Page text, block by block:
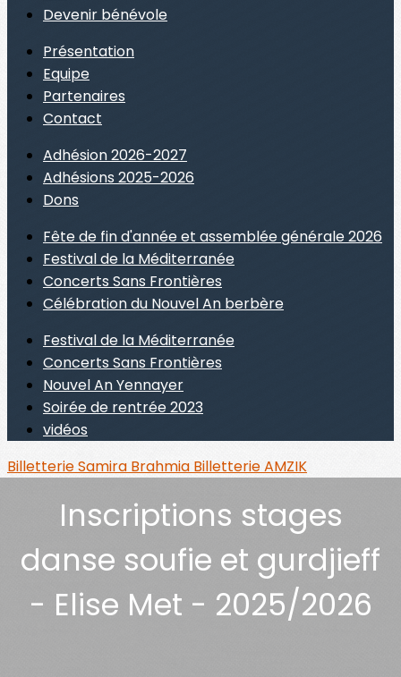
Devenir bénévole
Présentation
Equipe
Partenaires
Contact
Adhésion 2026-2027
Adhésions 2025-2026
Dons
Fête de fin d'année et assemblée générale 2026
Festival de la Méditerranée
Concerts Sans Frontières
Célébration du Nouvel An berbère
Festival de la Méditerranée
Concerts Sans Frontières
Nouvel An Yennayer
Soirée de rentrée 2023
vidéos
Billetterie Samira Brahmia Billetterie AMZIK
Inscriptions stages
danse soufie et gurdjieff
- Elise Met - 2025/2026